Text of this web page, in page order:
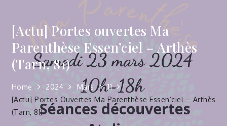
[Actu] Portes ouvertes Ma
Parenthèse Essen’ciel – Arthès
(Tarn, 81)
Home 2024 Mars
11
[Actu] Portes Ouvertes Ma Parenthèse Essen’ciel – Arthès
(Tarn, 81)